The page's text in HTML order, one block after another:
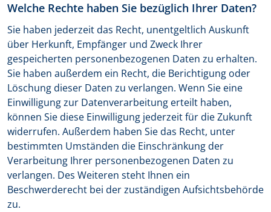
Welche Rechte haben Sie bezüglich Ihrer Daten?
Sie haben jederzeit das Recht, unentgeltlich Auskunft
über Herkunft, Empfänger und Zweck Ihrer
gespeicherten personenbezogenen Daten zu erhalten.
Sie haben außerdem ein Recht, die Berichtigung oder
Löschung dieser Daten zu verlangen. Wenn Sie eine
Einwilligung zur Datenverarbeitung erteilt haben,
können Sie diese Einwilligung jederzeit für die Zukunft
widerrufen. Außerdem haben Sie das Recht, unter
bestimmten Umständen die Einschränkung der
Verarbeitung Ihrer personenbezogenen Daten zu
verlangen. Des Weiteren steht Ihnen ein
Beschwerderecht bei der zuständigen Aufsichtsbehörde
zu.